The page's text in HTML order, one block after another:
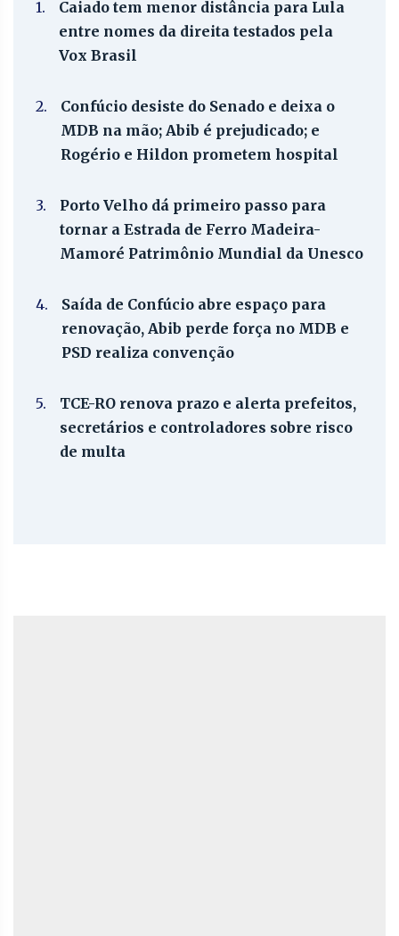
1.
Caiado tem menor distância para Lula
entre nomes da direita testados pela
Vox Brasil
2.
Confúcio desiste do Senado e deixa o
MDB na mão; Abib é prejudicado; e
Rogério e Hildon prometem hospital
3.
Porto Velho dá primeiro passo para
tornar a Estrada de Ferro Madeira-
Mamoré Patrimônio Mundial da Unesco
4.
Saída de Confúcio abre espaço para
renovação, Abib perde força no MDB e
PSD realiza convenção
5.
TCE-RO renova prazo e alerta prefeitos,
secretários e controladores sobre risco
de multa